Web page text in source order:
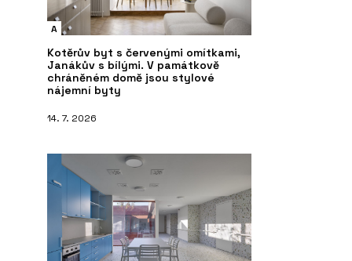
A
Kotěrův byt s červenými omítkami,
Janákův s bílými. V památkově
chráněném domě jsou stylové
nájemní byty
14. 7. 2026